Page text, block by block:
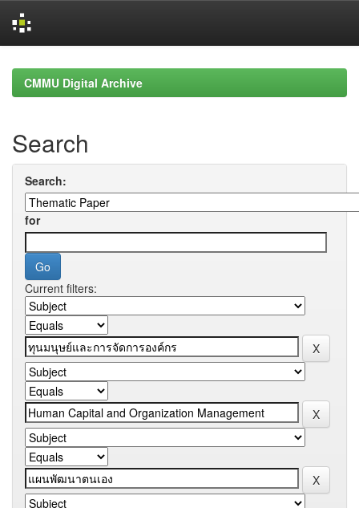
navigationCMMU Digital Archive
Search
Search:
for
Current filters: